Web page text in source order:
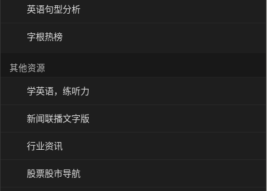
英语句型分析
字根热榜
其他资源
学英语，练听力
新闻联播文字版
行业资讯
股票股市导航